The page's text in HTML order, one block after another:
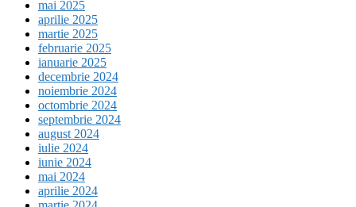
mai 2025
aprilie 2025
martie 2025
februarie 2025
ianuarie 2025
decembrie 2024
noiembrie 2024
octombrie 2024
septembrie 2024
august 2024
iulie 2024
iunie 2024
mai 2024
aprilie 2024